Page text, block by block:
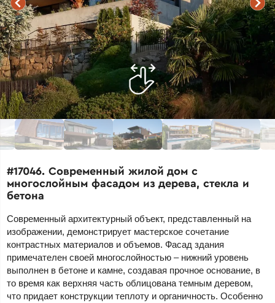
#17046. Современный жилой дом с
многослойным фасадом из дерева, стекла и
бетона
Современный архитектурный объект, представленный на
изображении, демонстрирует мастерское сочетание
контрастных материалов и объемов. Фасад здания
примечателен своей многослойностью – нижний уровень
выполнен в бетоне и камне, создавая прочное основание, в
то время как верхняя часть облицована темным деревом,
что придает конструкции теплоту и органичность. Особенно